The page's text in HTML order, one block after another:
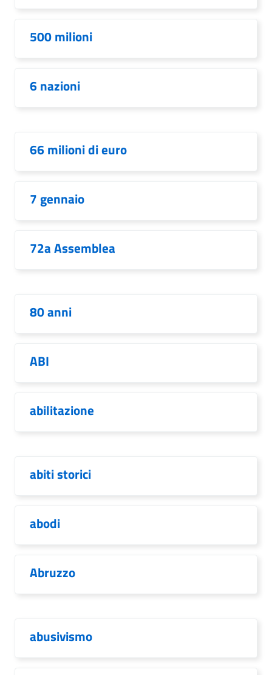
500 milioni
6 nazioni
66 milioni di euro
7 gennaio
72a Assemblea
80 anni
ABI
abilitazione
abiti storici
abodi
Abruzzo
abusivismo